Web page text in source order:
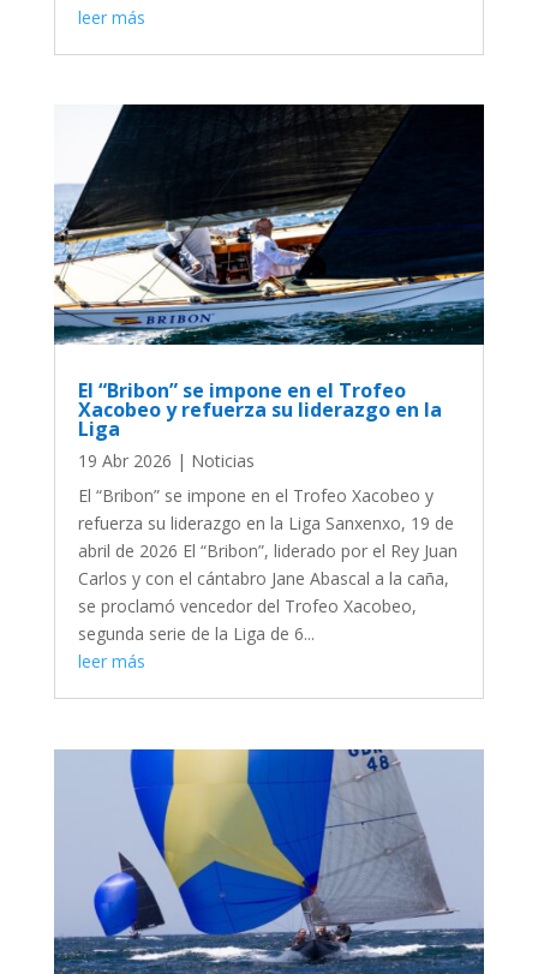
leer más
El “Bribon” se impone en el Trofeo
Xacobeo y refuerza su liderazgo en la
Liga
19 Abr 2026 | Noticias
El “Bribon” se impone en el Trofeo Xacobeo y
refuerza su liderazgo en la Liga Sanxenxo, 19 de
abril de 2026 El “Bribon”, liderado por el Rey Juan
Carlos y con el cántabro Jane Abascal a la caña,
se proclamó vencedor del Trofeo Xacobeo,
segunda serie de la Liga de 6...
leer más